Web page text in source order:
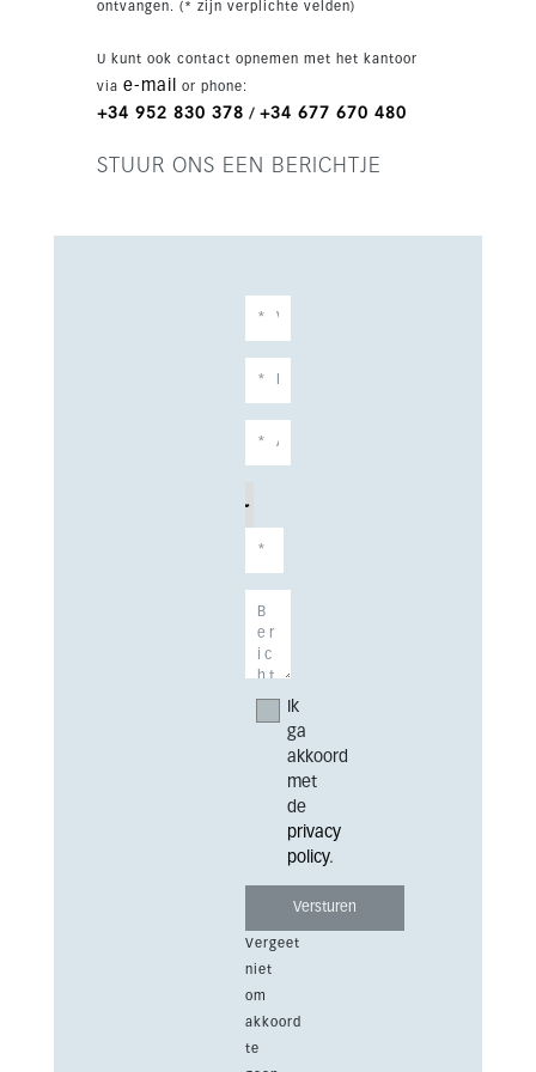
voorzieningen, waaronder 4 zwembaden,
fitnessruimte, een droge sauna en een Turkse
sauna, reflexologie, een co-workingruimte en
24-uursbeveiliging. De prijs omvat 2
op een van de meest exclusieve en rustige
ontvangen. (* zijn verplichte velden)
U kunt ook contact opnemen met het kantoor
via e-mail or phone:
+34 952 830 378 / +34 677 670 480
STUUR ONS EEN BERICHTJE
Ik
ga
akkoord
met
de
privacy
policy.
Vergeet
niet
om
akkoord
te